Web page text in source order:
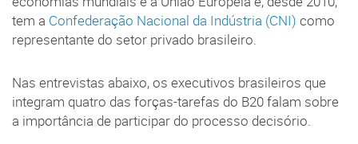
tem a Confederação Nacional da Indústria (CNI) como
representante do setor privado brasileiro.
Nas entrevistas abaixo, os executivos brasileiros que
integram quatro das forças-tarefas do B20 falam sobre
a importância de participar do processo decisório.